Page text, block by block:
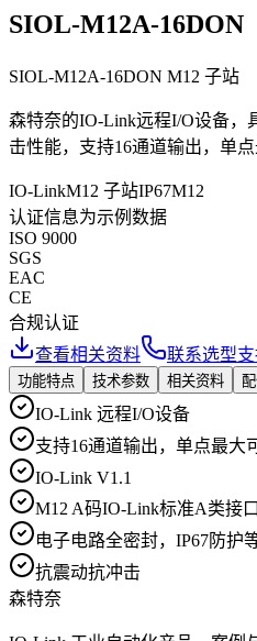
SIOL-M12A-16DON
SIOL-M12A-16DON M12 子站
森特奈的IO-Link远程I/O设备，
击性能，支持16通道输出，单点
IO-LinkM12 子站IP67M12
认证信息为示例数据
ISO 9000
SGS
EAC
CE
合规认证
查看相关资料
联系选型
功能特点 技术参数 相关资料
IO-Link 远程I/O设备
支持16通道输出，单点最大
IO-Link V1.1
M12 A码IO-Link标准A类接口
电子电路全密封，IP67防护
抗震动抗冲击
森特奈